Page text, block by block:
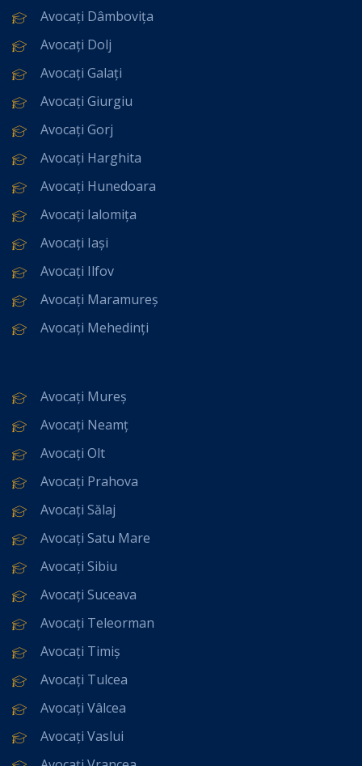
Avocați Dâmbovița
Avocați Dolj
Avocați Galați
Avocați Giurgiu
Avocați Gorj
Avocați Harghita
Avocați Hunedoara
Avocați Ialomița
Avocați Iași
Avocați Ilfov
Avocați Maramureș
Avocați Mehedinți
Avocați Mureș
Avocați Neamț
Avocați Olt
Avocați Prahova
Avocați Sălaj
Avocați Satu Mare
Avocați Sibiu
Avocați Suceava
Avocați Teleorman
Avocați Timiș
Avocați Tulcea
Avocați Vâlcea
Avocați Vaslui